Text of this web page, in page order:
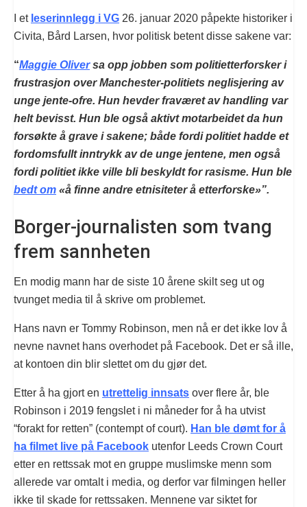
I et leserinnlegg i VG 26. januar 2020 påpekte historiker i
Civita, Bård Larsen, hvor politisk betent disse sakene var:
“Maggie Oliversa opp jobben som politietterforsker i
frustrasjon over Manchester-politiets neglisjering av
unge jente-ofre. Hun hevder fraværet av handling var
helt bevisst. Hun ble også aktivt motarbeidet da hun
forsøkte å grave i sakene; både fordi politiet hadde et
fordomsfullt inntrykk av de unge jentene, men også
fordi politiet ikke ville bli beskyldt for rasisme. Hun ble
bedt om «å finne andre etnisiteter å etterforske»”.
Borger-journalisten som tvang
frem sannheten
En modig mann har de siste 10 årene skilt seg ut og
tvunget media til å skrive om problemet.
Hans navn er Tommy Robinson, men nå er det ikke lov å
nevne navnet hans overhodet på Facebook. Det er så ille,
at kontoen din blir slettet om du gjør det.
Etter å ha gjort en utrettelig innsats over flere år, ble
Robinson i 2019 fengslet i ni måneder for å ha utvist
“forakt for retten” (contempt of court). Han ble dømt for å
ha filmet live på Facebook utenfor Leeds Crown Court
etter en rettssak mot en gruppe muslimske menn som
allerede var omtalt i media, og derfor var filmingen heller
ikke til skade for rettssaken. Mennene var siktet for